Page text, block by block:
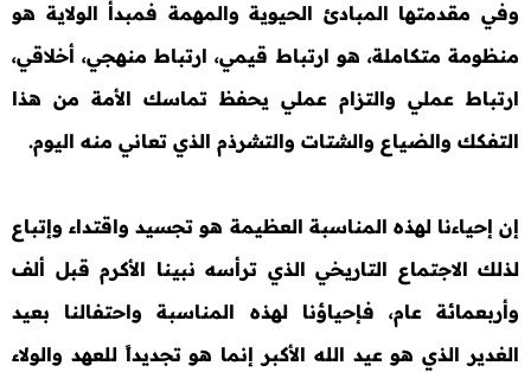
وفي مقدمتها المبادئ الحيوية والمهمة فمبدأ الولاية هو
منظومة متكاملة، هو ارتباط قيمي، ارتباط منهجي، أخلاقي،
ارتباط عملي والتزام عملي يحفظ تماسك الأمة من هذا
التفكك والضياع والشتات والتشرذم الذي تعاني منه اليوم.
إن إحياءنا لهذه المناسبة العظيمة هو تجسيد واقتداء وإتباع
لذلك الاجتماع التاريخي الذي ترأسه نبينا الأكرم قبل ألف
وأربعمائة عام، فإحياؤنا لهذه المناسبة واحتفالنا بعيد
الغدير الذي هو عيد الله الأكبر إنما هو تجديداً للعهد والولاء